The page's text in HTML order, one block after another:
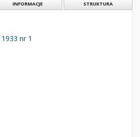
INFORMACJE STRUKTURA
nr 1